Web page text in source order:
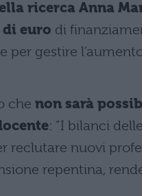
ricerca Anna
euro di
per gestire
che non sarà
: “I bilanci
reclutare nuovi
repentina,